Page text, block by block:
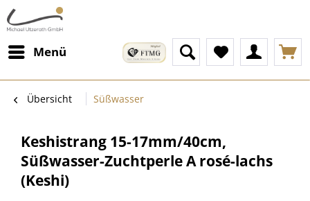
Menü
Übersicht Süßwasser
Keshistrang 15-17mm/40cm,
Süßwasser-Zuchtperle A rosé-lachs
(Keshi)